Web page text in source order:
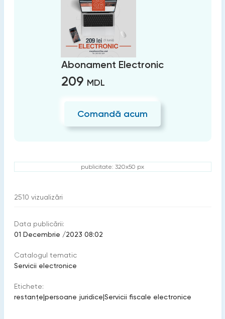
Abonament Electronic
209 MDL
Comandă acum
publicitate: 320x50 px
2510 vizualizări
Data publicării:
01 Decembrie /2023 08:02
Catalogul tematic
Servicii electronice
Etichete:
restanţe|persoane juridice|Servicii fiscale electronice